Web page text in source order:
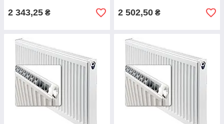
2 343,25 ₴ 2 502,50 ₴